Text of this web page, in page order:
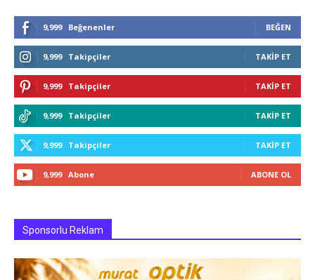
9,999 Beğenenler BEĞEN
9,999 Takipçiler TAKIP ET
9,999 Takipçiler TAKIP ET
9,999 Takipçiler TAKIP ET
9,999 Takipçiler TAKIP ET
9,999 Abone ABONE OL
Sponsorlu Reklam